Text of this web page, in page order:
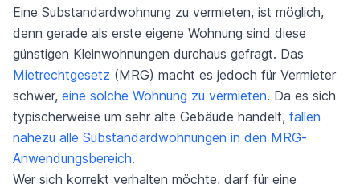
Eine Substandardwohnung zu vermieten, ist möglich,
denn gerade als erste eigene Wohnung sind diese
günstigen Kleinwohnungen durchaus gefragt. Das
Mietrechtgesetz (MRG) macht es jedoch für Vermieter
schwer, eine solche Wohnung zu vermieten. Da es sich
typischerweise um sehr alte Gebäude handelt, fallen
nahezu alle Substandardwohnungen in den MRG-
Anwendungsbereich.
Wer sich korrekt verhalten möchte, darf für eine